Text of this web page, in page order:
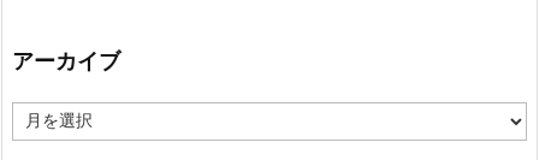
アーカイブ
ー